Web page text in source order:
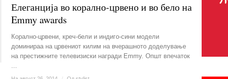
Елеганција во корално-црвено и во бело на
Emmy awards
Корално-црвени, креч-бели и индиго-сини модели
доминираа на црвениот килим на вчерашното доделување
на престижните телевизиски награди Emmy. Општ впечаток
...